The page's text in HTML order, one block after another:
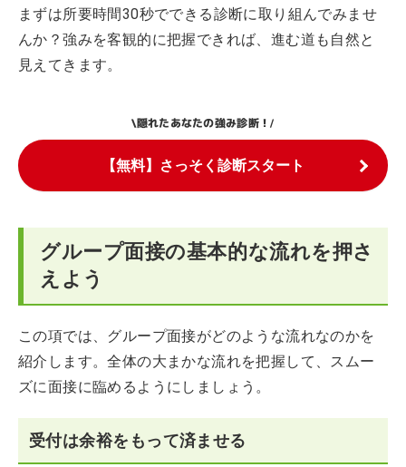
まずは所要時間30秒でできる診断に取り組んでみませ
んか？強みを客観的に把握できれば、進む道も自然と
見えてきます。
\隠れたあなたの強み診断！/
【無料】さっそく診断スタート
グループ面接の基本的な流れを押さ
えよう
この項では、グループ面接がどのような流れなのかを
紹介します。全体の大まかな流れを把握して、スムー
ズに面接に臨めるようにしましょう。
受付は余裕をもって済ませる